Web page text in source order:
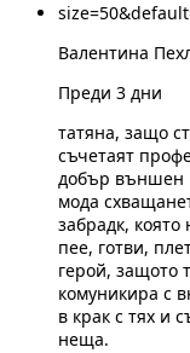
Валентина
Преди 3 дни
татяна, защо
съчетаят
добър външен
мода
забрадк,
пее, готви,
герой, защото
комуникира с
в крак с тях и
неща.